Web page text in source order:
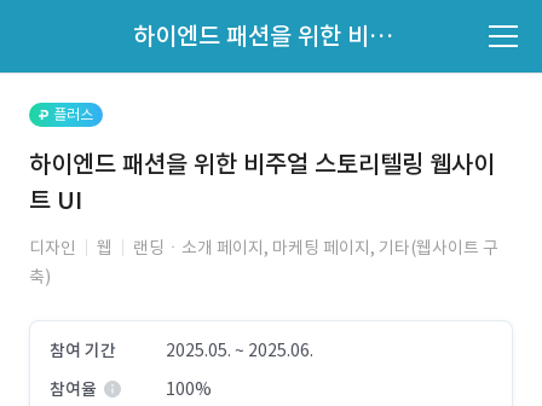
하이엔드 패션을 위한 비주얼 스토리텔링 웹사이트 UI
지원자 목록 바로가기
플러스
하이엔드 패션을 위한 비주얼 스토리텔링 웹사이
트 UI
디자인 웹
랜딩ㆍ소개 페이지, 마케팅 페이지, 기타(웹사이트 구
축)
참여 기간
2025.05. ~ 2025.06.
참여율
100%